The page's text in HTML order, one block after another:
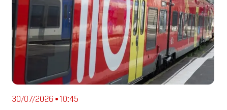
30/07/2026 • 10:45